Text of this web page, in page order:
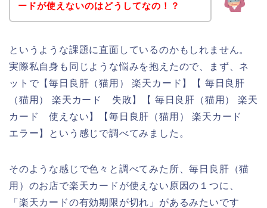
ードが使えないのはどうしてなの！？
というような課題に直面しているのかもしれません。
実際私自身も同じような悩みを抱えたので、まず、ネ
ットで【毎日良肝（猫用） 楽天カード】【 毎日良肝
（猫用） 楽天カード 失敗】【 毎日良肝（猫用） 楽天
カード 使えない】【毎日良肝（猫用） 楽天カード
エラー】という感じで調べてみました。
そのような感じで色々と調べてみた所、毎日良肝（猫
用）のお店で楽天カードが使えない原因の１つに、
「楽天カードの有効期限が切れ」があるみたいです